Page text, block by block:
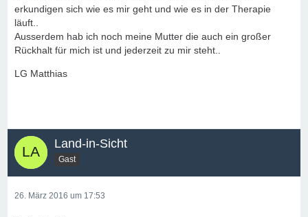
erkundigen sich wie es mir geht und wie es in der Therapie
läuft..
Ausserdem hab ich noch meine Mutter die auch ein großer
Rückhalt für mich ist und jederzeit zu mir steht..
LG Matthias
Land-in-Sicht
Gast
26. März 2016 um 17:53